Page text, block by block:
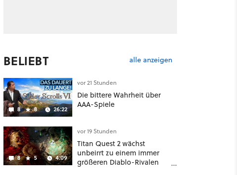
BELIEBT alle anzeigen
8 8 26:22
vor 21 Stunden
Die bittere Wahrheit über
AAA-Spiele
8 5 4:09
vor 19 Stunden
Titan Quest 2 wächst
unbeirrt zu einem immer
größeren Diablo-Rivalen